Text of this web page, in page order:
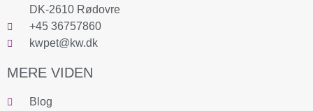
DK-2610 Rødovre
+45 36757860
kwpet@kw.dk
MERE VIDEN
Blog